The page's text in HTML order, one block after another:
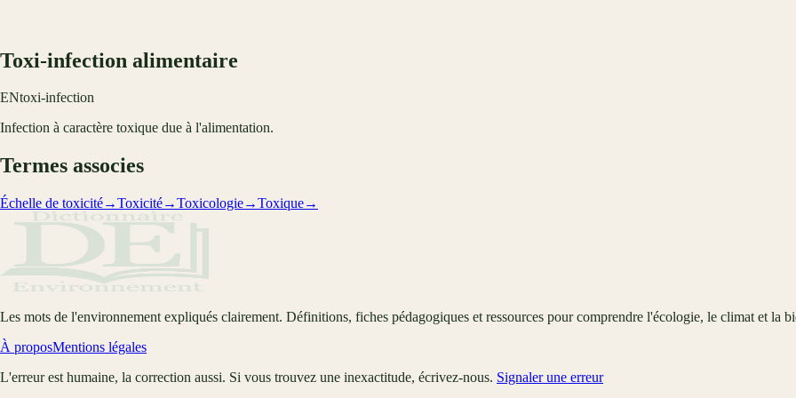
Toxi-infection alimentaire
ENtoxi-infection
Infection à caractère toxique due à l'alimentation.
Termes associes
Échelle de toxicité→Toxicité→Toxicologie→Toxique→
Les mots de l'environnement expliqués clairement. Définitions, fiches pédagogiques et ressources pour comprendre l'écologie, le climat et la
À proposMentions légales
L'erreur est humaine, la correction aussi. Si vous trouvez une inexactitude, écrivez-nous. Signaler une erreur